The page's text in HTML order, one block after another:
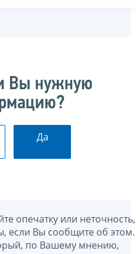
Вы нужную
Да
опечатку или неточность,
если Вы сообщите об этом.
по Вашему мнению,